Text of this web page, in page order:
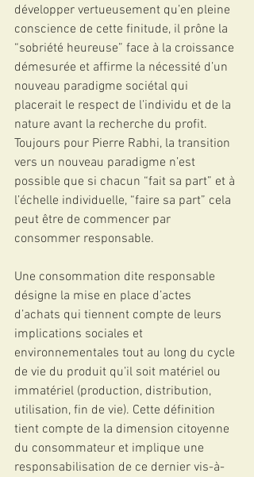
développer vertueusement qu’en pleine
conscience de cette finitude, il prône la
“sobriété heureuse” face à la croissance
démesurée et affirme la nécessité d’un
nouveau paradigme sociétal qui
placerait le respect de l’individu et de la
nature avant la recherche du profit.
Toujours pour Pierre Rabhi, la transition
vers un nouveau paradigme n’est
possible que si chacun “fait sa part” et à
l’échelle individuelle, “faire sa part” cela
peut être de commencer par
consommer responsable.
Une consommation dite responsable
désigne la mise en place d’actes
d’achats qui tiennent compte de leurs
implications sociales et
environnementales tout au long du cycle
de vie du produit qu’il soit matériel ou
immatériel (production, distribution,
utilisation, fin de vie). Cette définition
tient compte de la dimension citoyenne
du consommateur et implique une
responsabilisation de ce dernier vis-à-